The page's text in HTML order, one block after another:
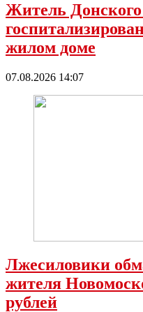
Житель
жилом доме
07.08.2026 14:07
Лжесиловики
жителя
рублей